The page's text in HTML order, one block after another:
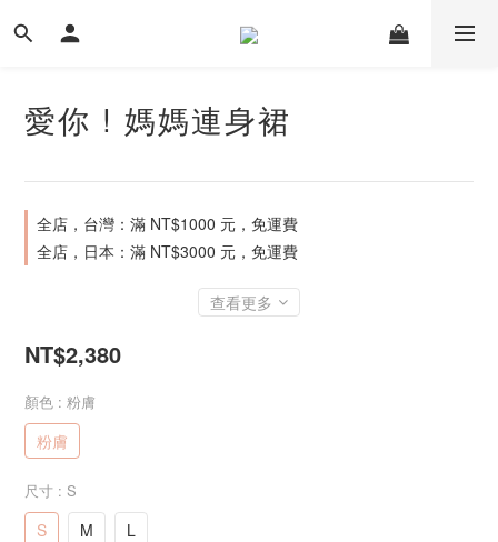
愛你 ! 媽媽連身裙
全店，台灣：滿 NT$1000 元，免運費
全店，日本：滿 NT$3000 元，免運費
查看更多
NT$2,380
顏色 : 粉膚
粉膚
尺寸 : S
S M L